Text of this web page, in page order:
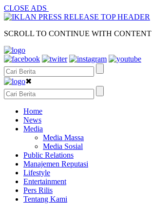
CLOSE ADS
SCROLL TO CONTINUE WITH CONTENT
✖
Home
News
Media
Media Massa
Media Sosial
Public Relations
Manajemen Reputasi
Lifestyle
Entertainment
Pers Rilis
Tentang Kami